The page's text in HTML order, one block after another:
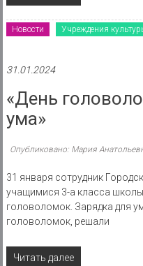
Новости Учреждения
31.01.2024
«День
ума»
Опубликовано: Мария
31 января сотрудник
учащимися 3-а класса
головоломок. Зарядка для
головоломок, решали
Читать далее